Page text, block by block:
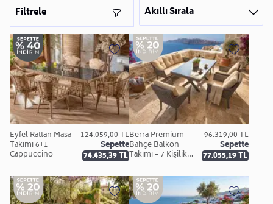
Filtrele
Akıllı Sırala
Eyfel Rattan Masa
Takımı 6+1
Cappuccino
124.059,00 TL
Sepette
74.435,39 TL
Berra Premium
Bahçe Balkon
Takımı – 7 Kişilik
96.319,00 TL
Sepette
77.055,19 TL